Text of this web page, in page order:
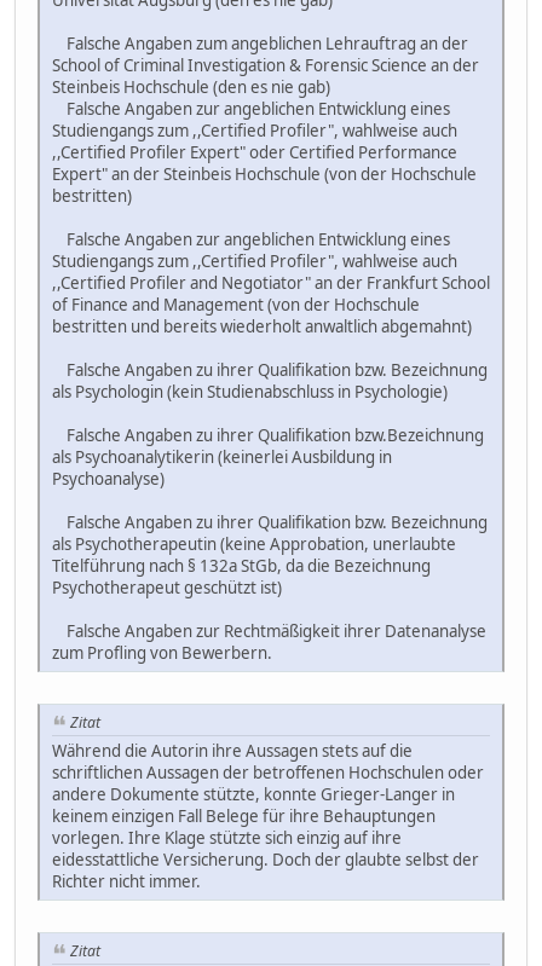
Falsche Angaben zum angeblichen Lehrauftrag an der
School of Criminal Investigation & Forensic Science an der
Steinbeis Hochschule (den es nie gab)
Falsche Angaben zur angeblichen Entwicklung eines
Studiengangs zum ,,Certified Profiler", wahlweise auch
,,Certified Profiler Expert" oder Certified Performance
Expert" an der Steinbeis Hochschule (von der Hochschule
bestritten)
Falsche Angaben zur angeblichen Entwicklung eines
Studiengangs zum ,,Certified Profiler", wahlweise auch
,,Certified Profiler and Negotiator" an der Frankfurt School
of Finance and Management (von der Hochschule
bestritten und bereits wiederholt anwaltlich abgemahnt)
Falsche Angaben zu ihrer Qualifikation bzw. Bezeichnung
als Psychologin (kein Studienabschluss in Psychologie)
Falsche Angaben zu ihrer Qualifikation bzw.Bezeichnung
als Psychoanalytikerin (keinerlei Ausbildung in
Psychoanalyse)
Falsche Angaben zu ihrer Qualifikation bzw. Bezeichnung
als Psychotherapeutin (keine Approbation, unerlaubte
Titelführung nach § 132a StGb, da die Bezeichnung
Psychotherapeut geschützt ist)
Falsche Angaben zur Rechtmäßigkeit ihrer Datenanalyse
zum Profling von Bewerbern.
Zitat
Während die Autorin ihre Aussagen stets auf die
schriftlichen Aussagen der betroffenen Hochschulen oder
andere Dokumente stützte, konnte Grieger-Langer in
keinem einzigen Fall Belege für ihre Behauptungen
vorlegen. Ihre Klage stützte sich einzig auf ihre
eidesstattliche Versicherung. Doch der glaubte selbst der
Richter nicht immer.
Zitat